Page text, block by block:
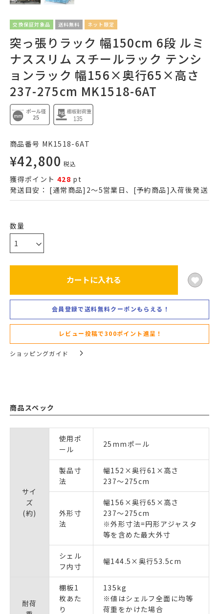
交換保証対象品 送料無料 ネット限定
突っ張りラック 幅150cm 6段 ルミ
ナススリム スチールラック テンシ
ョンラック 幅156×奥行65×高さ
237-275cm MK1518-6AT
商品番号 MK1518-6AT
¥42,800 税込
獲得ポイント 428 pt
発送目安： [通常商品]2～5営業日、[予約商品]入荷後発送
カートに入れる
会員登録で送料無料クーポンもらえる！
レビュー投稿で300ポイント進呈！
ショッピングガイド
商品スペック
サイ
ズ
(約)
使用ポ
ール
25mmポール
製品寸
法
幅152×奥行61×高さ
237〜275cm
外形寸
法
幅156×奥行65×高さ
237〜275cm
※外形寸法=円形アジャスタ
等を含めた最大外寸
シェル
フ内寸
幅144.5×奥行53.5cm
耐荷
棚板1
枚あた
り
135kg
※値はシェルフ全面に均等
荷重をかけた場合